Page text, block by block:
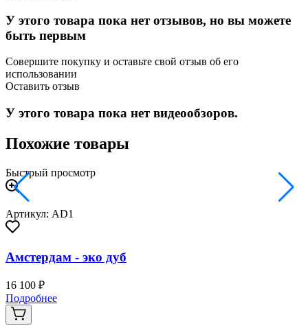
У этого товара пока нет отзывов, но вы можете
быть первым
Совершите покупку и оставьте свой отзыв об его
использовании
Оставить отзыв
У этого товара пока нет видеообзоров.
Похожие товары
Быстрый просмотр
Артикул: AD1
Амстердам - эко дуб
16 100 ₽
Подробнее